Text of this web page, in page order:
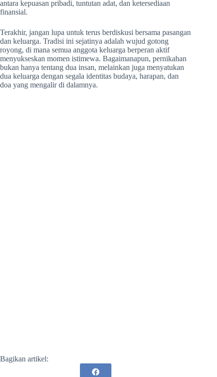
antara kepuasan pribadi, tuntutan adat, dan ketersediaan
finansial.
Terakhir, jangan lupa untuk terus berdiskusi bersama pasangan
dan keluarga. Tradisi ini sejatinya adalah wujud gotong
royong, di mana semua anggota keluarga berperan aktif
menyukseskan momen istimewa. Bagaimanapun, pernikahan
bukan hanya tentang dua insan, melainkan juga menyatukan
dua keluarga dengan segala identitas budaya, harapan, dan
doa yang mengalir di dalamnya.
Bagikan artikel: